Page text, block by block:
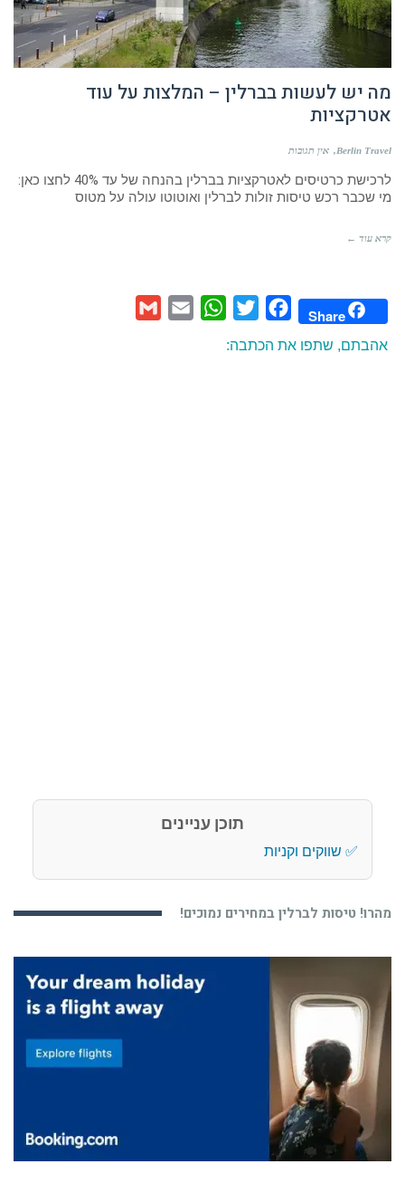
מה יש לעשות בברלין – המלצות על עוד
אטרקציות
Berlin Travel אין תגובות
לרכישת כרטיסים לאטרקציות בברלין בהנחה של עד 40% לחצו כאן:
מי שכבר רכש טיסות זולות לברלין ואוטוטו עולה על מטוס
קרא עוד ←
Share
Facebook
Twitter
WhatsApp
Email
אהבתם, שתפו את הכתבה:
תוכן עניינים
שווקים וקניות
מהרו! טיסות לברלין במחירים נמוכים!